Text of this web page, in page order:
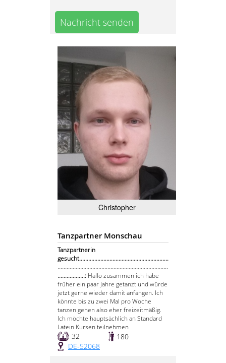
Nachricht senden
Christopher
Tanzpartner Monschau
Tanzpartnerin
gesucht...........................................................
.........................................................................
..................: Hallo zusammen ich habe
früher ein paar Jahre getanzt und würde
jetzt gerne wieder damit anfangen. Ich
könnte bis zu zwei Mal pro Woche
tanzen gehen also eher freizeitmäßig.
Ich möchte hauptsächlich an Standard
Latein Kursen teilnehmen
32
180
DE-52068